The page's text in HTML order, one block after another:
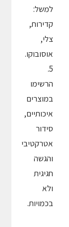
למשל:
קדירות,
צלי,
אוסובוקו.
5.
הרשימו
במוצרים
איכותיים,
סידור
אטרקטיבי
והגשה
חגיגית
ולא
בכמויות.